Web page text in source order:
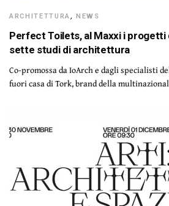
ARCHITETTURA,NEWS
Perfect Toilets, al Maxxi i progetti
sette studi di architettura
Co-promossa da IoArch e dagli specialisti
fuori casa di Tork, brand della